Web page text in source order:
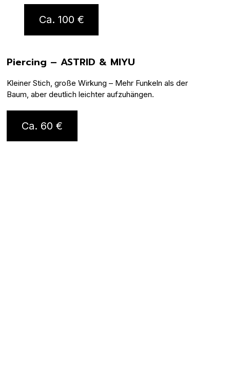
Ca. 100 €
Piercing – ASTRID & MIYU
Kleiner Stich, große Wirkung – Mehr Funkeln als der
Baum, aber deutlich leichter aufzuhängen.
Ca. 60 €